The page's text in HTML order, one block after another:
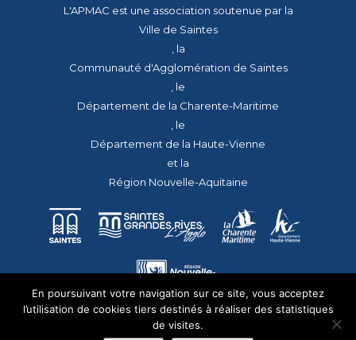
L'APMAC est une association soutenue par la
Ville de Saintes
, la
Communauté d'Agglomération de Saintes
, le
Département de la Charente-Maritime
, le
Département de la Haute-Vienne
et la
Région Nouvelle-Aquitaine
En poursuivant votre navigation sur ce site, vous acceptez
l’utilisation de cookies tiers destinés à réaliser des statistiques
de visites.